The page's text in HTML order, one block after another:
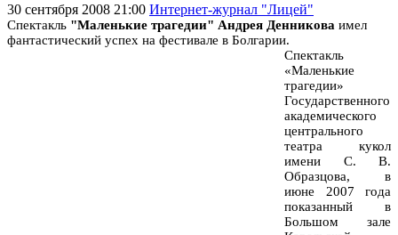
30 сентября 2008 21:00 Интернет-журнал "Лицей"
Спектакль "Маленькие трагедии" Андрея Денникова имел
фантастический успех на фестивале в Болгарии.
Спектакль
«Маленькие
трагедии»
Государственного
академического
центрального
театра кукол
имени С. В.
Образцова, в
июне 2007 года
показанный в
Большом зале